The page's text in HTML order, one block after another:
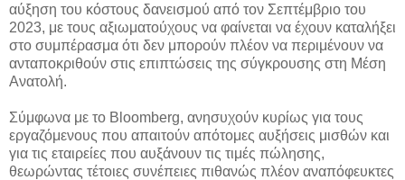
αύξηση του κόστους δανεισμού από τον Σεπτέμβριο του
2023, με τους αξιωματούχους να φαίνεται να έχουν καταλήξει
στο συμπέρασμα ότι δεν μπορούν πλέον να περιμένουν να
ανταποκριθούν στις επιπτώσεις της σύγκρουσης στη Μέση
Ανατολή.
Σύμφωνα με το Bloomberg, ανησυχούν κυρίως για τους
εργαζόμενους που απαιτούν απότομες αυξήσεις μισθών και
για τις εταιρείες που αυξάνουν τις τιμές πώλησης,
θεωρώντας τέτοιες συνέπειες πιθανώς πλέον αναπόφευκτες